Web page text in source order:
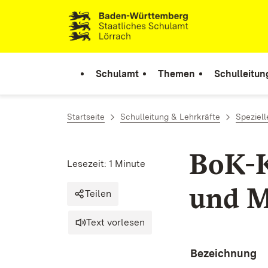
Zum Inhalt springen
Link zur Startseite
Schulamt Themen
Startseite Schulleitung & Lehrkräfte
BoK-
und
Lesezeit: 1 Minute
Teilen
Text vorlesen
Bezeichnung